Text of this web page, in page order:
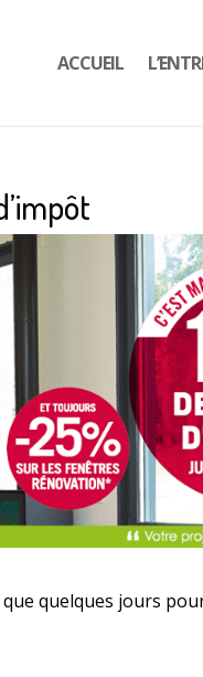
ACCUEIL
quelques jours